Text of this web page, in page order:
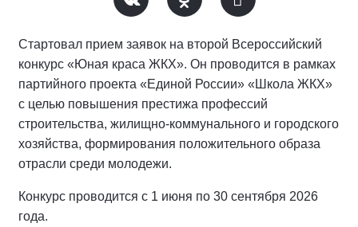
Стартовал прием заявок на второй Всероссийский
конкурс «Юная краса ЖКХ». Он проводится в рамках
партийного проекта «Единой России» «Школа ЖКХ»
с целью повышения престижа профессий
строительства, жилищно-коммунального и городского
хозяйства, формирования положительного образа
отрасли среди молодежи.
Конкурс проводится с 1 июня по 30 сентября 2026
года.